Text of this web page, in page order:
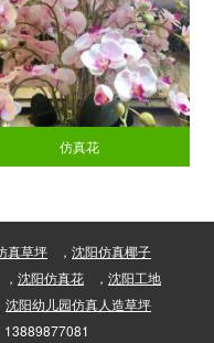
仿真花
真草坪 ， 沈阳仿真椰子
， 沈阳仿真花 ， 沈阳工地
沈阳幼儿园仿真人造草坪
13889877081